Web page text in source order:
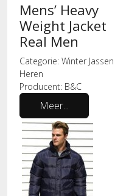
Mens’ Heavy
Weight Jacket
Real Men
Categorie: Winter Jassen
Heren
Producent: B&C
Meer...